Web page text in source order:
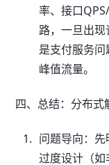
率、接口
路，一旦出
是支付服务
峰值流量。
四、总结：分布式
问题导向：
过度设计（如